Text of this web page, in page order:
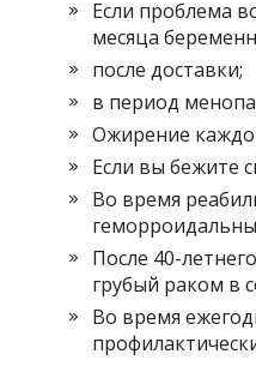
Если проблема
месяца
после доставки;
в период
Ожирение
Если вы бежите
Во время
После 40-
грубый раком в
Во время